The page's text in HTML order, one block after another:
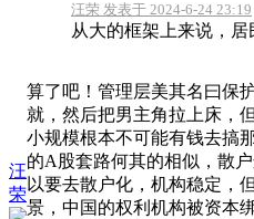
汪
荣
汪荣 发表于 2024-6-24 23:19
从大的框架上来说，
算了吧！管理层美其名曰保
就，然后把男主角拉上床，
小规模根本不可能有钱去搞
的A股套路何其的相似，散
以要去散户化，机构稳定，
景，中国的权利机构被资本